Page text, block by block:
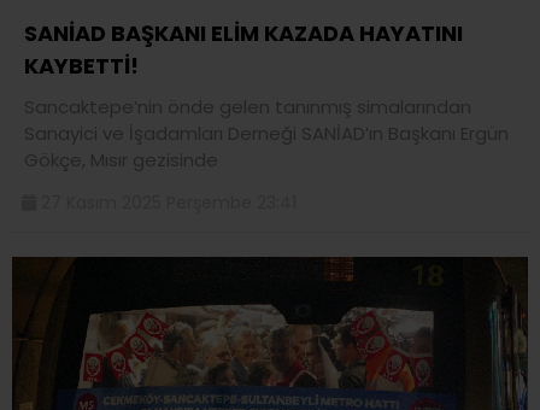
SANİAD BAŞKANI ELİM KAZADA HAYATINI
KAYBETTİ!
Sancaktepe’nin önde gelen tanınmış simalarından
Sanayici ve İşadamları Derneği SANİAD’ın Başkanı Ergün
Gökçe, Mısır gezisinde